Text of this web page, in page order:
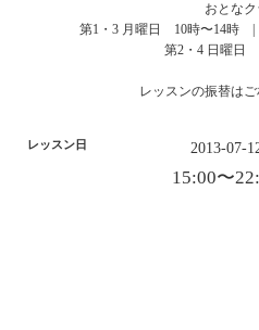
おとな
第1・3 月曜日 10時〜14時
第2・4 日曜日
レッスンの振替はご
レッスン日 2013-07-
15:00〜